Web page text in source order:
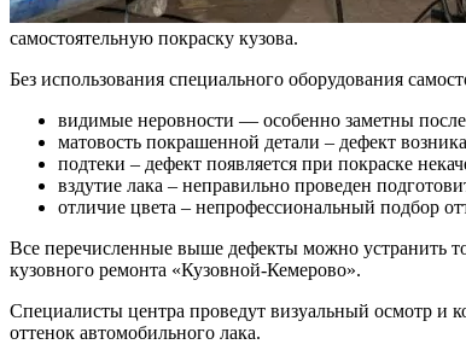
самостоятельную покраску кузова.
Без использования специального оборудования
видимые неровности — особенно заметны
матовость покрашенной детали – дефект
подтеки – дефект появляется при покраске
вздутие лака – неправильно проведен
отличие цвета – непрофессиональный подбор
Все перечисленные выше дефекты можно устранить
кузовного ремонта «Кузовной-Кемерово».
Специалисты центра проведут визуальный осмотр и
оттенок автомобильного лака.